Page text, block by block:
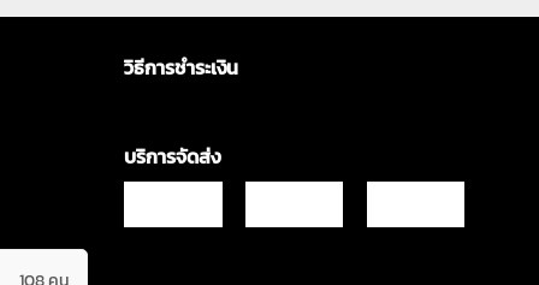
วิธีการชำระเงิน
บริการจัดส่ง